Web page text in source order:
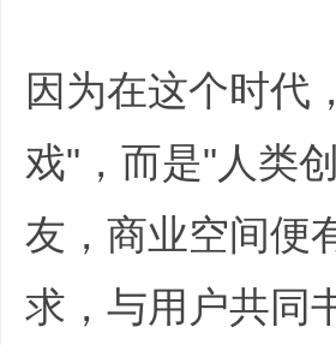
因为在这个时代
戏"，而是"人类
友，商业空间
求，与用户共同